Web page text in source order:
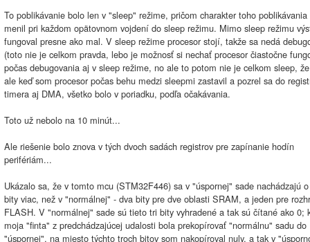
To poblikávanie bolo len v "sleep" režime, pričom charakter toho poblikávania
menil pri každom opätovnom vojdení do sleep režimu. Mimo sleep režimu
fungoval presne ako mal. V sleep režime procesor stojí, takže sa nedá
(toto nie je celkom pravda, lebo je možnosť si nechať procesor čiastočne
počas debugovania aj v sleep režime, no ale to potom nie je celkom sleep,
ale keď som procesor počas behu medzi sleepmi zastavil a pozrel sa do
timera aj DMA, všetko bolo v poriadku, podľa očakávania.
Toto už nebolo na 10 minút...
Ale riešenie bolo znova v tých dvoch sadách registrov pre zapínanie hodín
perifériám...
Ukázalo sa, že v tomto mcu (STM32F446) sa v "úspornej" sade nachádzajú
bity viac, než v "normálnej" - dva bity pre dve oblasti SRAM, a jeden pre
FLASH. V "normálnej" sade sú tieto tri bity vyhradené a tak sú čítané ako 0;
moja "finta" z predchádzajúcej udalosti bola prekopírovať "normálnu" sadu do
"úspornej", na miesto týchto troch bitov som nakopíroval nuly, a tak v